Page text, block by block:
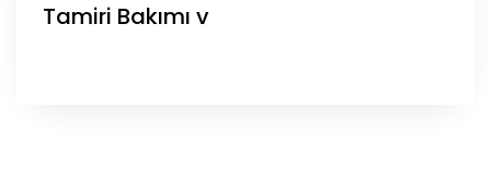
Tamiri Bakımı v